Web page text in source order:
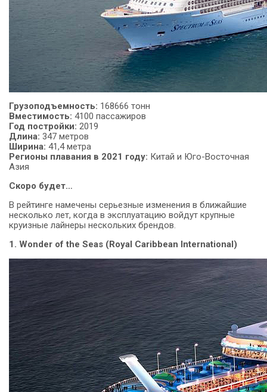
Грузоподъемность: 168666 тонн
Вместимость: 4100 пассажиров
Год постройки: 2019
Длина: 347 метров
Ширина: 41,4 метра
Регионы плавания в 2021 году: Китай и Юго-Восточная
Азия
Скоро будет…
В рейтинге намечены серьезные изменения в ближайшие
несколько лет, когда в эксплуатацию войдут крупные
круизные лайнеры нескольких брендов.
1. Wonder of the Seas (Royal Caribbean International)